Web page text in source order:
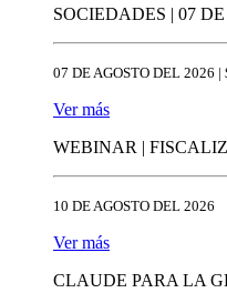
SOCIEDADES | 07
07 DE AGOSTO DEL 2026
Ver más
WEBINAR |
10 DE AGOSTO DEL 2026
Ver más
CLAUDE PARA LA